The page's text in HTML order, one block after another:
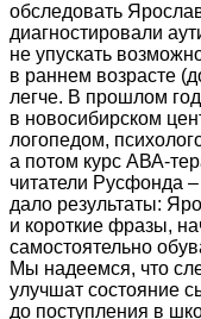
обследовать
диагностировали
не упускать
в раннем возрасте
легче. В прошлом
в новосибирском
логопедом,
а потом курс АВА-
читатели Русфонда
дало результаты:
и короткие фразы,
самостоятельно
Мы надеемся, что
улучшат состояние
до поступления в